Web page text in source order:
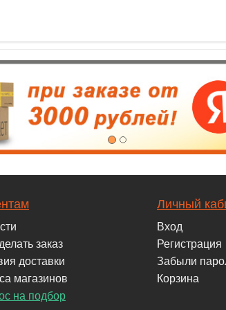
заказ
доставки
магазинов
на подбор
Личный
Вход
Регистрация
Забыли
Корзина